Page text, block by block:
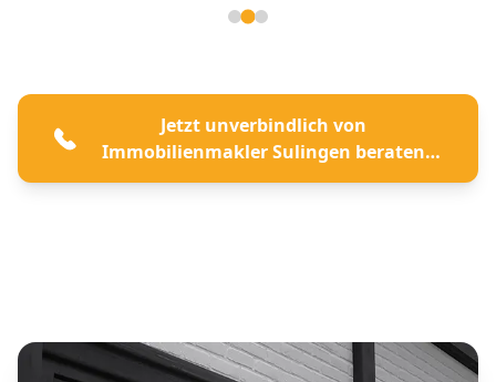
Jetzt unverbindlich von
Immobilienmakler Sulingen beraten
lassen